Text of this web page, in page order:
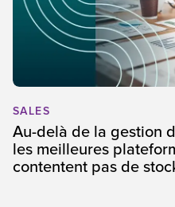
SALES
Au-delà de la gestion
les meilleures
contentent pas de